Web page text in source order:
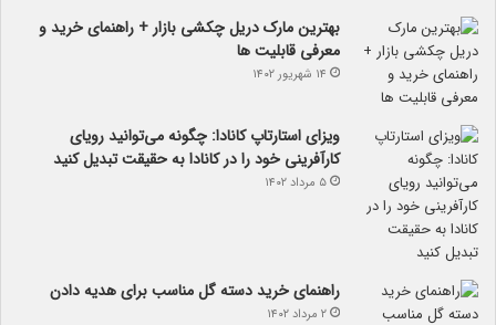
بهترین مارک دریل چکشی بازار + راهنمای خرید و
معرفی قابلیت ها
۱۴ شهریور ۱۴۰۲
ویزای استارتاپ کانادا: چگونه می‌توانید رویای
کارآفرینی خود را در کانادا به حقیقت تبدیل کنید
۵ مرداد ۱۴۰۲
راهنمای خرید دسته گل مناسب برای هدیه دادن
۲ مرداد ۱۴۰۲